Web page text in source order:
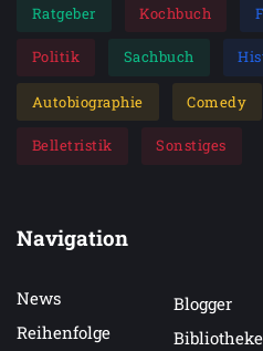
Ratgeber Kochbuch
Politik Sachbuch
Autobiographie Comedy
Belletristik Sonstiges
Navigation
News
Reihenfolge
Blogger